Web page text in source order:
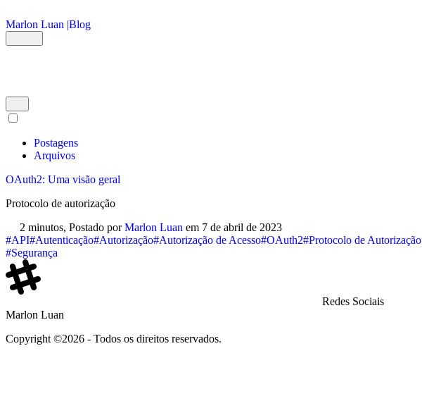
Marlon Luan |Blog
Postagens
Arquivos
OAuth2: Uma visão geral
Protocolo de autorização
2 minutos, Postado porMarlon Luan em 7 de abril de 2023
#API#Autenticação#Autorização#Autorização de Acesso#OAuth2#Protocolo de Autorização
#Segurança
Marlon Luan
Copyright ©2026 - Todos os direitos reservados.
Redes Sociais